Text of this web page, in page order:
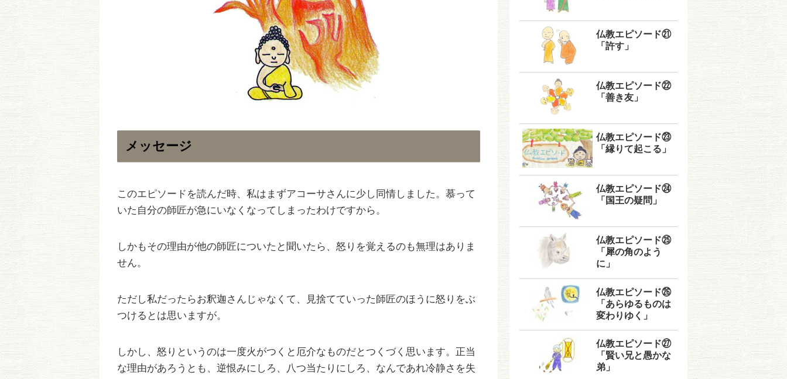
メッセージ
このエピソードを読んだ時、私はまずアコーサさんに少し同情しました。慕って
いた自分の師匠が急にいなくなってしまったわけですから。
しかもその理由が他の師匠についたと聞いたら、怒りを覚えるのも無理はありま
せん。
ただし私だったらお釈迦さんじゃなくて、見捨てていった師匠のほうに怒りをぶ
つけるとは思いますが。
しかし、怒りというのは一度火がつくと厄介なものだとつくづく思います。正当
な理由があろうとも、逆恨みにしろ、八つ当たりにしろ、なんであれ冷静さを失
仏教エピソード㉑
「許す」
仏教エピソード㉒
「善き友」
仏教エピソード㉓
「縁りて起こる」
仏教エピソード㉔
「国王の疑問」
仏教エピソード㉕
「犀の角のよう
に」
仏教エピソード㉖
「あらゆるものは
変わりゆく」
仏教エピソード㉗
「賢い兄と愚かな
弟」